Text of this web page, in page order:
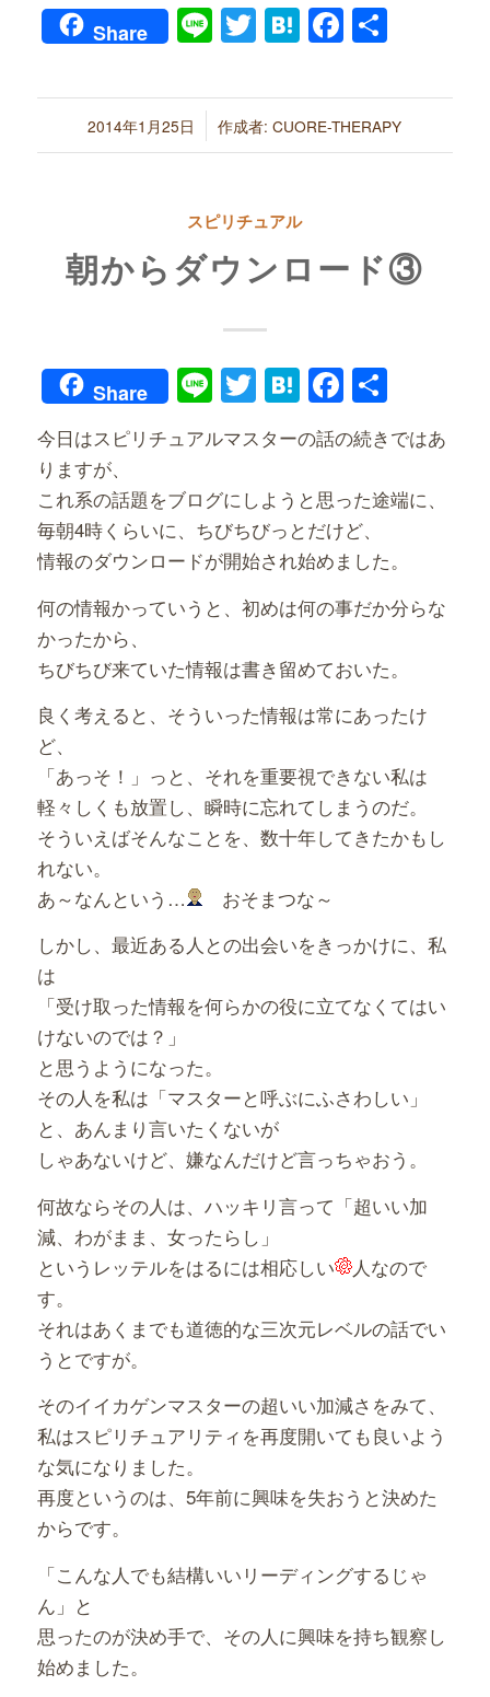
Share LineTwitter
Hatena共
2014年1月25日
/ 作成者:CUORE-THERAPY
スピリチュアル
朝からダウンロード③
Share LineTwitter
Hatena共
有
今日はスピリチュアルマスターの話の続きではあ
りますが、
これ系の話題をブログにしようと思った途端に、
毎朝4時くらいに、ちびちびっとだけど、
情報のダウンロードが開始され始めました。
何の情報かっていうと、初めは何の事だか分らな
かったから、
ちびちび来ていた情報は書き留めておいた。
良く考えると、そういった情報は常にあったけ
ど、
「あっそ！」っと、それを重要視できない私は
軽々しくも放置し、瞬時に忘れてしまうのだ。
そういえばそんなことを、数十年してきたかもし
れない。
あ～なんという…
おそまつな～
しかし、最近ある人との出会いをきっかけに、私
は
「受け取った情報を何らかの役に立てなくてはい
けないのでは？」
と思うようになった。
その人を私は「マスターと呼ぶにふさわしい」
と、あんまり言いたくないが
しゃあないけど、嫌なんだけど言っちゃおう。
何故ならその人は、ハッキリ言って「超いい加
減、わがまま、女ったらし」
というレッテルをはるには相応しい
人なので
す。
それはあくまでも道徳的な三次元レベルの話でい
うとですが。
そのイイカゲンマスターの超いい加減さをみて、
私はスピリチュアリティを再度開いても良いよう
な気になりました。
再度というのは、5年前に興味を失おうと決めた
からです。
「こんな人でも結構いいリーディングするじゃ
ん」と
思ったのが決め手で、その人に興味を持ち観察し
始めました。